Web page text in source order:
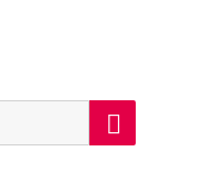
Suchen